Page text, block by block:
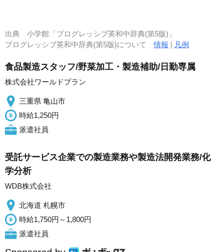
出典 小学館「プログレッシブ英和中辞典(第5版)」
プログレッシブ英和中辞典(第5版)について情報 | 凡例
食品製造スタッフ/野菜加工・製造補助/日勤専属
株式会社ワールドプラン
三重県 亀山市
時給1,250円
派遣社員
受託サービス企業での製造業務や製造法開発業務/化
学分析
WDB株式会社
北海道 札幌市
時給1,750円～1,800円
派遣社員